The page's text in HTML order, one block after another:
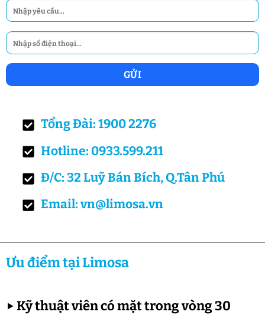
Tổng Đài: 1900 2276
Hotline: 0933.599.211
Đ/C: 32 Luỹ Bán Bích, Q.Tân Phú
Email: vn@limosa.vn
Ưu điểm tại Limosa
▶Kỹ thuật viên có mặt trong vòng 30